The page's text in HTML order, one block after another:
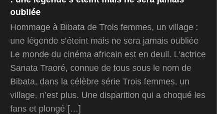
oubliée
Hommage à Bibata de Trois femmes, un village :
une légende s’éteint mais ne sera jamais oubliée
Le monde du cinéma africain est en deuil. L’actrice
Sanata Traoré, connue de tous sous le nom de
Bibata, dans la célèbre série Trois femmes, un
village, n’est plus. Une disparition qui a choqué les
fans et plongé […]